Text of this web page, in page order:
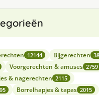
12144 Bijgerechten
Voorgerechten & amuses 2759
& nagerechten 2115
Borrelhapjes & tapas 2015